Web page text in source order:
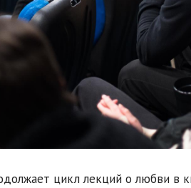
цикл лекций о любви в